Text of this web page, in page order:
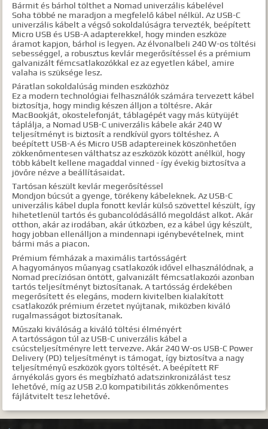
Bármit és bárhol tölthet a Nomad univerzális kábelével
Soha többé ne maradjon a megfelelő kábel nélkül. Az USB-C
univerzális kábelt a végső sokoldalúságra tervezték, beépített
Micro USB és USB-A adapterekkel, hogy minden eszköze
áramot kapjon, bárhol is legyen. Az élvonalbeli 240 W-os töltési
sebességgel, a robusztus kevlár megerősítéssel és a prémium
galvanizált fémcsatlakozókkal ez az egyetlen kábel, amire
valaha is szüksége lesz.
Páratlan sokoldalúság minden eszközhöz
Ez a modern technológiai felhasználók számára tervezett kábel
biztosítja, hogy mindig készen álljon a töltésre. Akár
MacBookját, okostelefonját, táblagépét vagy más kütyüjét
táplálja, a Nomad USB-C univerzális kábele akár 240 W
teljesítményt is biztosít a rendkívül gyors töltéshez. A
beépített USB-A és Micro USB adaptereinek köszönhetően
zökkenőmentesen válthatsz az eszközök között anélkül, hogy
több kábelt kellene magaddal vinned - így évekig biztosítva a
jövőre nézve a beállításaidat.
Tartósan készült kevlár megerősítéssel
Mondjon búcsút a gyenge, törékeny kábeleknek. Az USB-C
univerzális kábel dupla fonott kevlár külső szövettel készült, így
hihetetlenül tartós és gubancolódásálló megoldást alkot. Akár
otthon, akár az irodában, akár útközben, ez a kábel úgy készült,
hogy jobban ellenálljon a mindennapi igénybevételnek, mint
bármi más a piacon.
Prémium fémházak a maximális tartósságért
A hagyományos műanyag csatlakozók idővel elhasználódnak, a
Nomad precíziósan öntött, galvanizált fémcsatlakozói azonban
tartós teljesítményt biztosítanak. A tartósság érdekében
megerősített és elegáns, modern kivitelben kialakított
csatlakozók prémium érzetet nyújtanak, miközben kiváló
rugalmasságot biztosítanak.
Műszaki kiválóság a kiváló töltési élményért
A tartósságon túl az USB-C univerzális kábel a
csúcsteljesítményre lett tervezve. Akár 240 W-os USB-C Power
Delivery (PD) teljesítményt is támogat, így biztosítva a nagy
teljesítményű eszközök gyors töltését. A beépített RF
árnyékolás gyors és megbízható adatszinkronizálást tesz
lehetővé, míg az USB 2.0 kompatibilitás zökkenőmentes
fájlátvitelt tesz lehetővé.